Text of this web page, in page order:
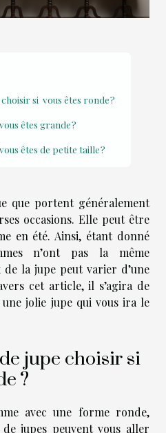
si vous êtes ronde ?
êtes grande ?
êtes de petite taille ?
que portent généralement
occasions. Elle peut être
en été. Ainsi, étant donné
n’ont pas la même
la jupe peut varier d’une
cet article, il s’agira de
jolie jupe qui vous ira le
jupe choisir si
?
avec une forme ronde,
de jupes peuvent vous aller